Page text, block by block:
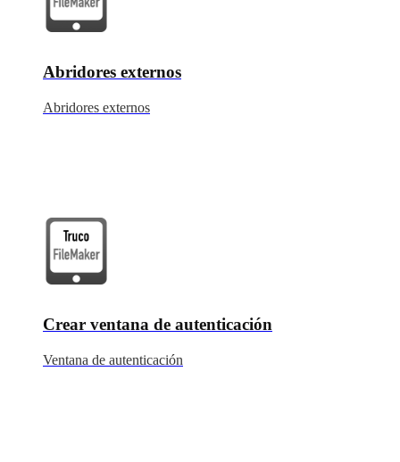
Abridores externos
Abridores externos
Crear ventana de autenticación
Ventana de autenticación